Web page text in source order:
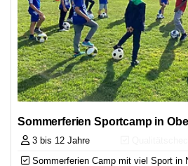
Sommerferien Sportcamp in
3 bis 12 Jahre
Sommerferien Camp mit viel Sport in